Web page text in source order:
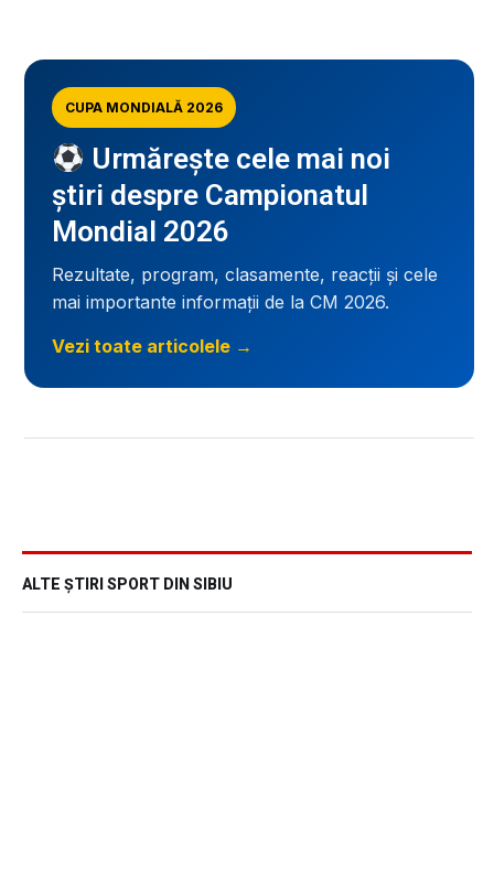
CUPA MONDIALĂ 2026
Urmărește cele mai noi
știri despre Campionatul
Mondial 2026
Rezultate, program, clasamente, reacții și cele
mai importante informații de la CM 2026.
Vezi toate articolele →
ALTE ȘTIRI SPORT DIN SIBIU